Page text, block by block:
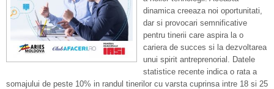
dinamica creeaza noi oportunitati,
dar si provocari semnificative
pentru tinerii care aspira la o
cariera de succes si la dezvoltarea
unui spirit antreprenorial. Datele
statistice recente indica o rata a
somajului de peste 10% in randul tinerilor cu varsta cuprinsa intre 18 si 25